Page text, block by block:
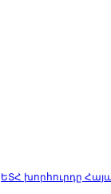
ԵՏՀ խորհուրդը